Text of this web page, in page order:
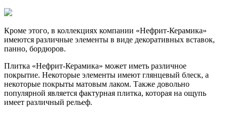
Кроме этого, в коллекциях компании «Нефрит-Керамика»
имеются различные элементы в виде декоративных вставок,
панно, бордюров.
Плитка «Нефрит-Керамика» может иметь различное
покрытие. Некоторые элементы имеют глянцевый блеск, а
некоторые покрыты матовым лаком. Также довольно
популярной является фактурная плитка, которая на ощупь
имеет различный рельеф.